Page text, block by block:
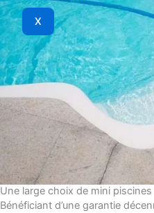
X
Une large choix de mini
Bénéficiant d’une garantie